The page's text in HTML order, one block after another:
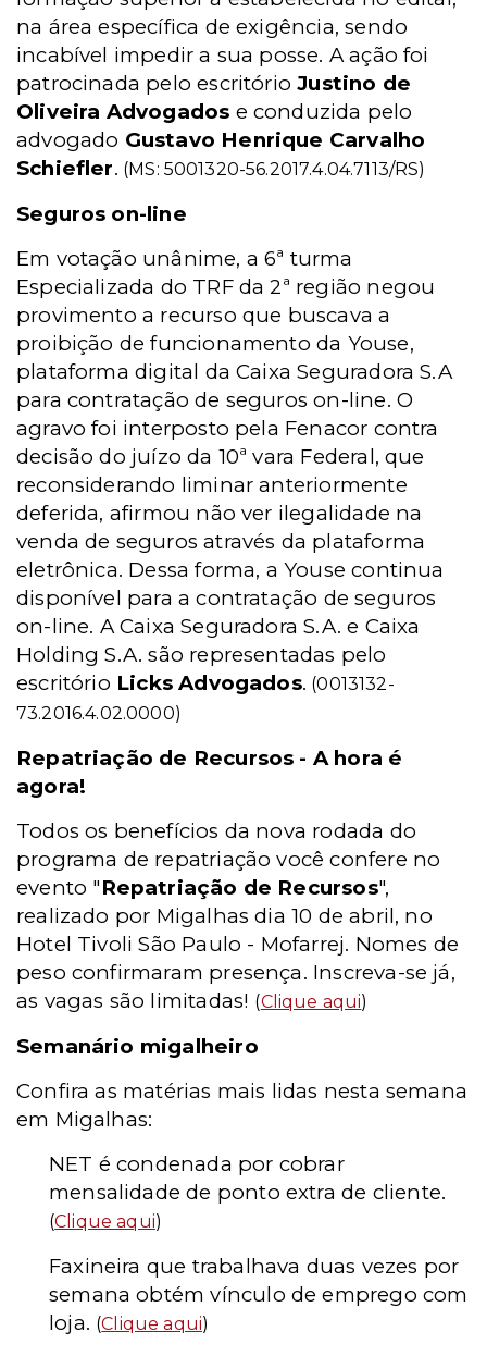
na área específica de exigência, sendo
incabível impedir a sua posse. A ação foi
patrocinada pelo escritórioJustino de
Oliveira Advogados e conduzida pelo
advogado Gustavo Henrique Carvalho
Schiefler. (MS: 5001320-56.2017.4.04.7113/RS)
Seguros on-line
Em votação unânime, a 6ª turma
Especializada do TRF da 2ª região negou
provimento a recurso que buscava a
proibição de funcionamento da Youse,
plataforma digital da Caixa Seguradora S.A
para contratação de seguros on-line. O
agravo foi interposto pela Fenacor contra
decisão do juízo da 10ª vara Federal, que
reconsiderando liminar anteriormente
deferida, afirmou não ver ilegalidade na
venda de seguros através da plataforma
eletrônica. Dessa forma, a Youse continua
disponível para a contratação de seguros
on-line. A Caixa Seguradora S.A. e Caixa
Holding S.A. são representadas pelo
escritório Licks Advogados. (0013132-
73.2016.4.02.0000)
Repatriação de Recursos - A hora é
agora!
Todos os benefícios da nova rodada do
programa de repatriação você confere no
evento "Repatriação de Recursos",
realizado por Migalhas dia 10 de abril, no
Hotel Tivoli São Paulo - Mofarrej. Nomes de
peso confirmaram presença. Inscreva-se já,
as vagas são limitadas! (Clique aqui)
Semanário migalheiro
Confira as matérias mais lidas nesta semana
em Migalhas:
NET é condenada por cobrar
mensalidade de ponto extra de cliente.
(Clique aqui)
Faxineira que trabalhava duas vezes por
semana obtém vínculo de emprego com
loja. (Clique aqui)